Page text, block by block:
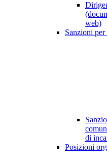
web)
Sanzioni
di
Posizioni